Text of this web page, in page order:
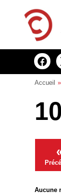
Accueil
Aucune